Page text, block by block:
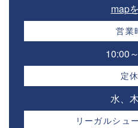
map
営業
10:00
定
水、
リーガルシュ